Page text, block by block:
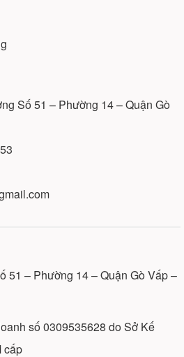
Số 51 – Phường 14 – Quận Gò
51 – Phường 14 – Quận Gò Vấp –
số 0309535628 do Sở Kế
cấp